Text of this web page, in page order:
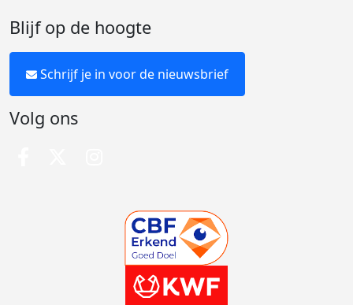
Blijf op de hoogte
Schrijf je in voor de nieuwsbrief
Volg ons